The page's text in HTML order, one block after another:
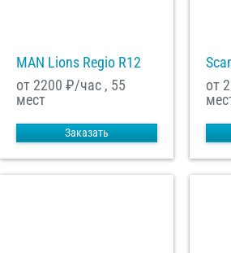
MAN Lions Regio R12
от 2200 ₽/час , 55
мест
Заказать
от